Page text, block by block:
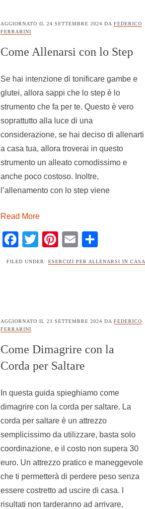
AGGIORNATO IL24 SETTEMBRE 2024 DAFEDERICO
FERRARINI
Come Allenarsi con lo Step
Se hai intenzione di tonificare gambe e
glutei, allora sappi che lo step è lo
strumento che fa per te. Questo è vero
soprattutto alla luce di una
considerazione, se hai deciso di allenarti
a casa tua, allora troverai in questo
strumento un alleato comodissimo e
anche poco costoso. Inoltre,
l’allenamento con lo step viene
Read More
Facebook
TwitterPinterest
Email
FILED UNDER:ESERCIZI PER ALLENARSI IN CASA
AGGIORNATO IL23 SETTEMBRE 2024 DAFEDERICO
FERRARINI
Come Dimagrire con la
Corda per Saltare
In questa guida spieghiamo come
dimagrire con la corda per saltare. La
corda per saltare è un attrezzo
semplicissimo da utilizzare, basta solo
coordinazione, e il costo non supera 30
euro. Un attrezzo pratico e maneggevole
che ti permetterà di perdere peso senza
essere costretto ad uscire di casa. I
risultati non tarderanno ad arrivare,